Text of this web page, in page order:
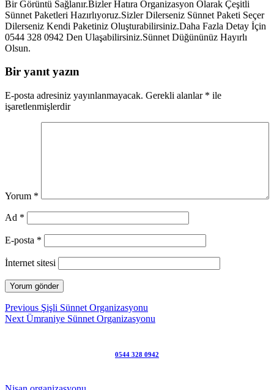
Bir Görüntü Sağlanır.Bizler Hatıra Organizasyon Olarak Çeşitli
Sünnet Paketleri Hazırlıyoruz.Sizler Dilerseniz Sünnet Paketi Seçer
Dilerseniz Kendi Paketiniz Oluşturabilirsiniz.Daha Fazla Detay İçin
0544 328 0942 Den Ulaşabilirsiniz.Sünnet Düğününüz Hayırlı
Olsun.
Bir yanıt yazın
E-posta adresiniz yayınlanmayacak. Gerekli alanlar * ile
işaretlenmişlerdir
Yorum *
Ad *
E-posta *
İnternet sitesi
Yazı
gezinmesi
Previous Previous
post:
Şişli Sünnet Organizasyonu
Next Next
Ümraniye Sünnet Organizasyonu
0544 328 0942